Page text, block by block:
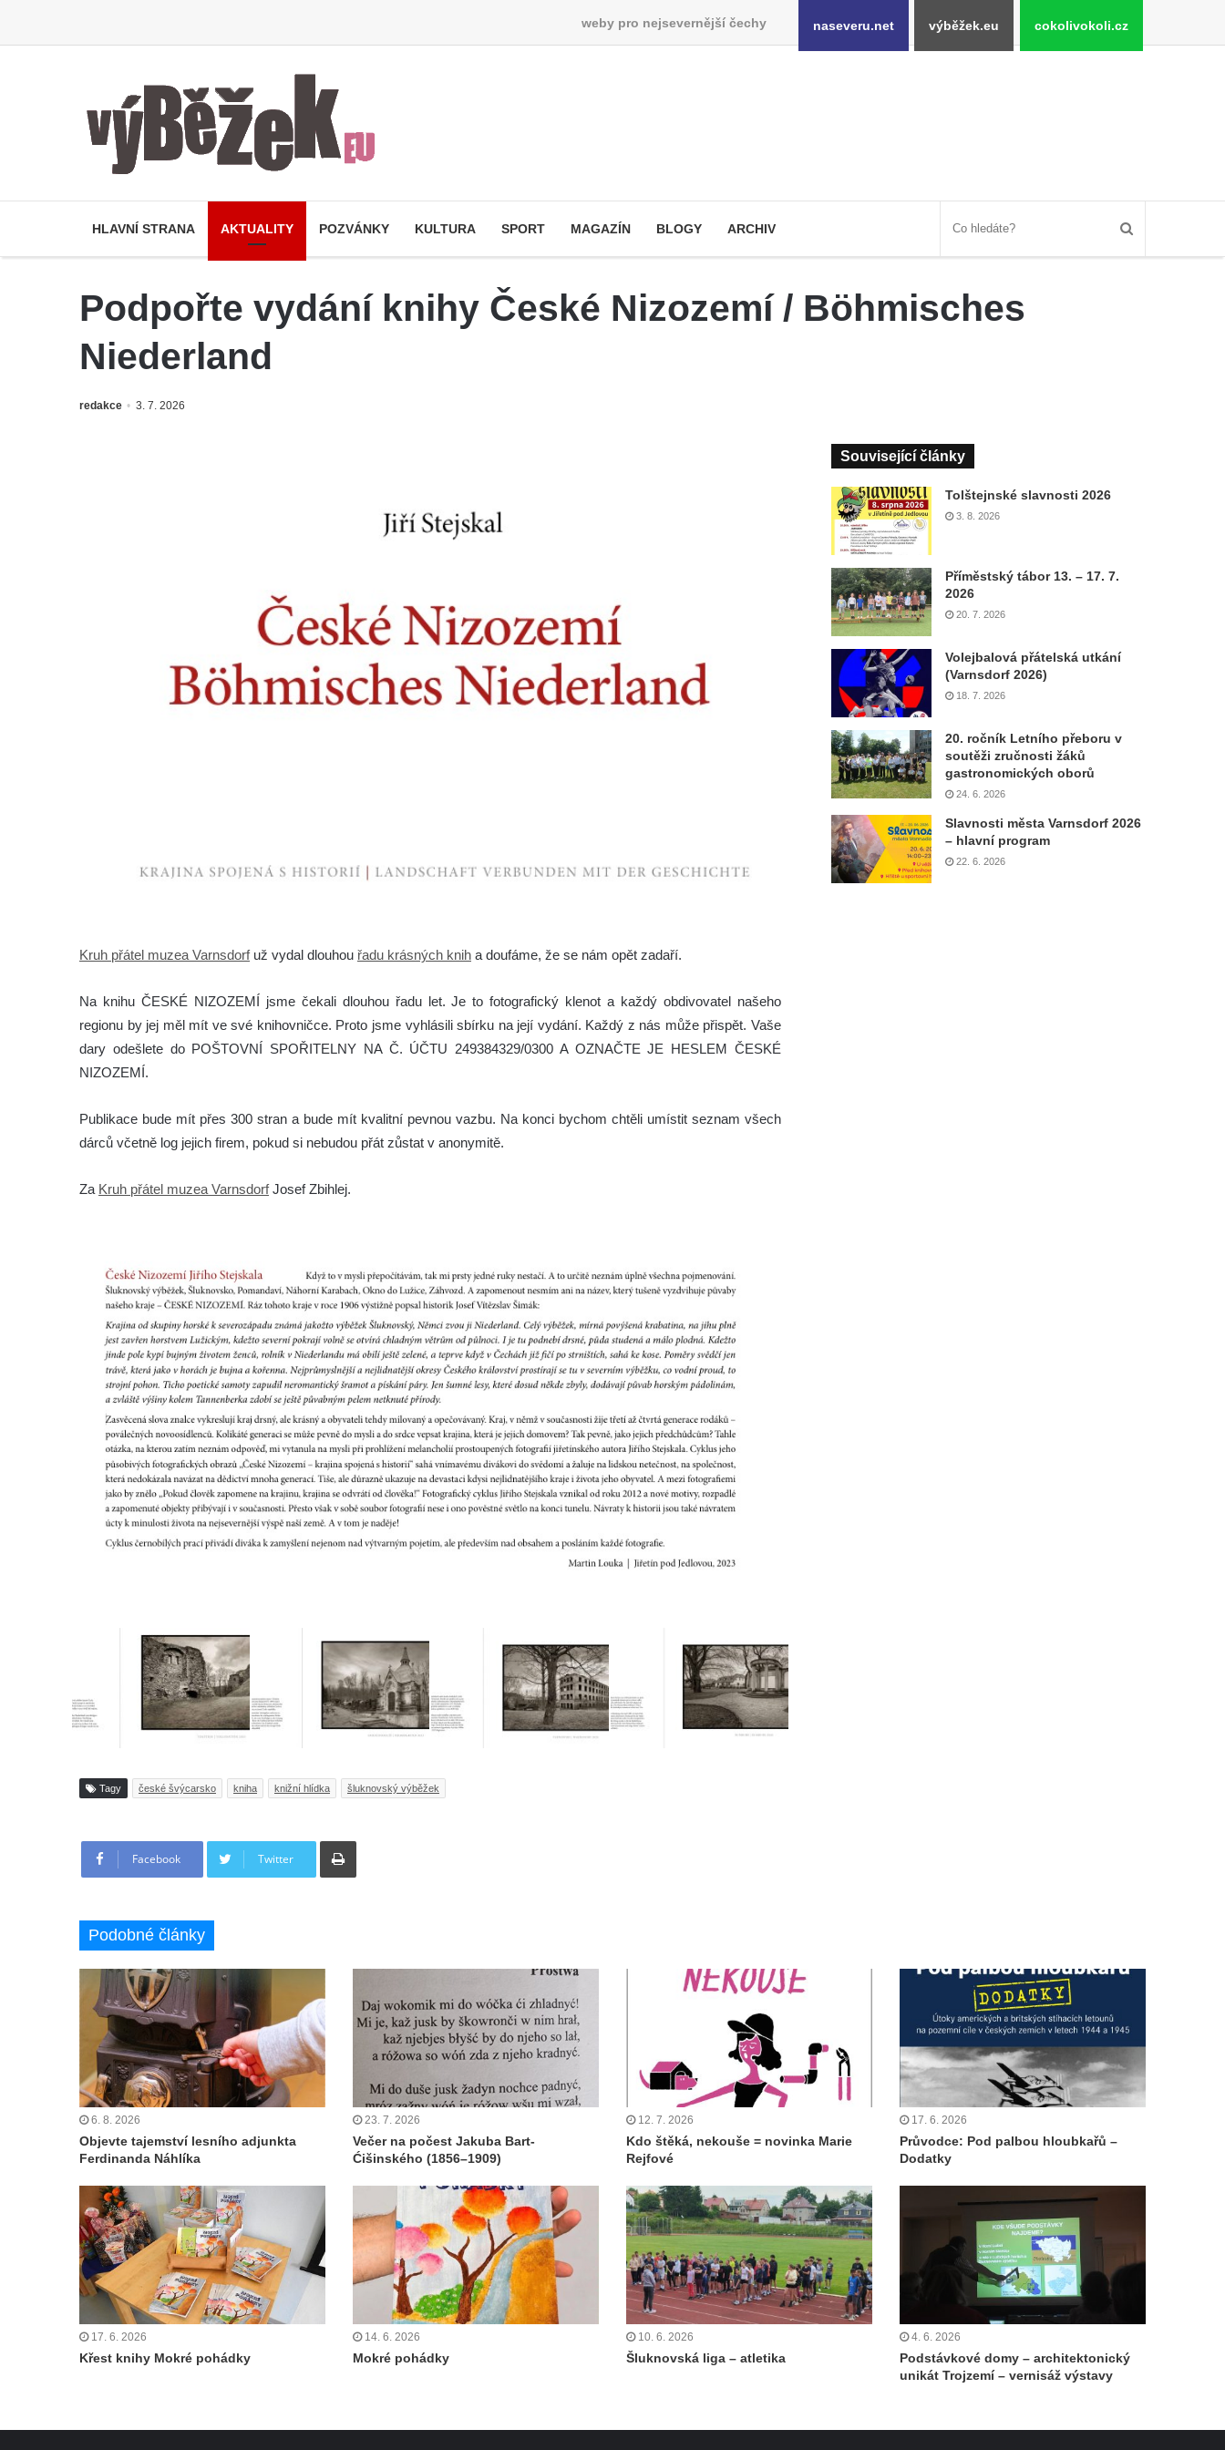
weby pro nejsevernější čechy naseveru.net výběžek.eu cokolivokoli.cz
HLAVNÍ STRANA AKTUALITY POZVÁNKY KULTURA SPORT MAGAZÍN BLOGY ARCHIV
Podpořte vydání knihy České Nizozemí / Böhmisches
Niederland
redakce 3. 7. 2026
Kruh přátel muzea Varnsdorfuž vydal dlouhou řadu krásných knih a doufáme, že se nám opět zadaří.
Na knihu ČESKÉ NIZOZEMÍ jsme čekali dlouhou řadu let. Je to fotografický klenot a každý obdivovatel našeho
regionu by jej měl mít ve své knihovničce. Proto jsme vyhlásili sbírku na její vydání. Každý z nás může přispět. Vaše
dary odešlete do POŠTOVNÍ SPOŘITELNY NA Č. ÚČTU 249384329/0300 A OZNAČTE JE HESLEM ČESKÉ
NIZOZEMÍ.
Publikace bude mít přes 300 stran a bude mít kvalitní pevnou vazbu. Na konci bychom chtěli umístit seznam všech
dárců včetně log jejich firem, pokud si nebudou přát zůstat v anonymitě.
Za Kruh přátel muzea VarnsdorfJosef Zbihlej.
Tagy české švýcarsko kniha knižní hlídka šluknovský výběžek
Facebook Twitter
Tisknout
Související články
Tolštejnské slavnosti 2026
3. 8. 2026
Příměstský tábor 13. – 17. 7.
2026
20. 7. 2026
Volejbalová přátelská utkání
(Varnsdorf 2026)
18. 7. 2026
20. ročník Letního přeboru v
soutěži zručnosti žáků
gastronomických oborů
24. 6. 2026
Slavnosti města Varnsdorf 2026
– hlavní program
22. 6. 2026
Podobné články
6. 8. 2026
Objevte tajemství lesního adjunkta
Ferdinanda Náhlíka
23. 7. 2026
Večer na počest Jakuba Bart-
Ćišinského (1856–1909)
12. 7. 2026
Kdo štěká, nekouše = novinka Marie
Rejfové
17. 6. 2026
Průvodce: Pod palbou hloubkařů –
Dodatky
17. 6. 2026
Křest knihy Mokré pohádky
14. 6. 2026
Mokré pohádky
10. 6. 2026
Šluknovská liga – atletika
4. 6. 2026
Podstávkové domy – architektonický
unikát Trojzemí – vernisáž výstavy